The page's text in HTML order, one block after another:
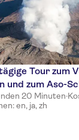
Tour zum
und zum Aso-
20 Minuten·
en, ja, zh